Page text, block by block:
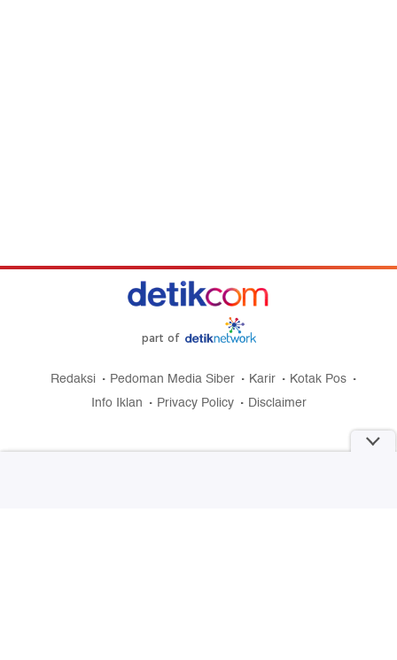
part of
Redaksi Pedoman Media Siber Karir
Kotak Pos
Info Iklan
Privacy Policy Disclaimer